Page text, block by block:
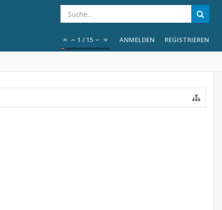
1 /15 ANMELDEN REGISTRIEREN